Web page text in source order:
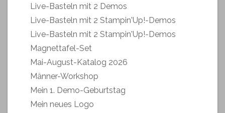
Live-Basteln mit 2 Demos
Live-Basteln mit 2 Stampin'Up!-Demos
Live-Basteln mit 2 Stampin'Up!-Demos
Magnettafel-Set
Mai-August-Katalog 2026
Männer-Workshop
Mein 1. Demo-Geburtstag
Mein neues Logo